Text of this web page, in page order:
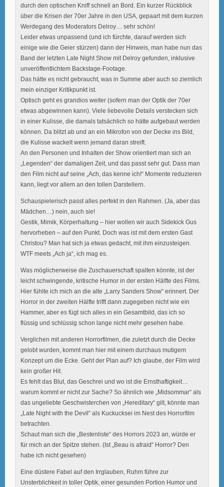
durch den optischen Kniff schnell an Bord. Ein kurzer Rückblick
über die Krisen der 70er Jahre in den USA, gepaart mit dem kurzen
Werdegang des Moderators Delroy… sehr schön!
Leider etwas unpassend (und ich fürchte, darauf werden sich
einige wie die Geier stürzen) dann der Hinweis, man habe nun das
Band der letzten Late Night Show mit Delroy gefunden, inklusive
unveröffentlichtem Backstage-Footage.
Das hätte es nicht gebraucht, was in Summe aber auch so ziemlich
mein einziger Kritikpunkt ist.
Optisch geht es grandios weiter (sofern man der Optik der 70er
etwas abgewinnen kann). Viele liebevolle Details verstecken sich
in einer Kulisse, die damals tatsächlich so hätte aufgebaut werden
können. Da blitzt ab und an ein Mikrofon von der Decke ins Bild,
die Kulisse wackelt wenn jemand daran streift.
An den Personen und Inhalten der Show orientiert man sich an
„Legenden“ der damaligen Zeit, und das passt sehr gut. Dass man
den Film nicht auf seine „Ach, das kenne ich!“ Momente reduzieren
kann, liegt vor allem an den tollen Darstellern.
Schauspielerisch passt alles perfekt in den Rahmen. (Ja, aber das
Mädchen…) nein, auch sie!
Gestik, Mimik, Körperhaltung – hier wollen wir auch Sidekick Gus
hervorheben – auf den Punkt. Doch was ist mit dem ersten Gast
Christou? Man hat sich ja etwas gedacht, mit ihm einzusteigen.
WTF meets „Ach ja“, ich mag es.
Was möglicherweise die Zuschauerschaft spalten könnte, ist der
leicht schwingende, kritische Humor in der ersten Hälfte des Films.
Hier fühlte ich mich an die alte „Larry Sanders Show“ erinnert. Der
Horror in der zweiten Hälfte trifft dann zugegeben nicht wie ein
Hammer, aber es fügt sich alles in ein Gesamtbild, das ich so
flüssig und schlüssig schon lange nicht mehr gesehen habe.
Verglichen mit anderen Horrorfilmen, die zuletzt durch die Decke
gelobt wurden, kommt man hier mit einem durchaus mutigem
Konzept um die Ecke. Geht der Plan auf? Ich glaube, der Film wird
kein großer Hit.
Es fehlt das Blut, das Geschrei und wo ist die Ernsthaftigkeit…
warum kommt er nicht zur Sache? So ähnlich wie „Midsommar“ als
das ungeliebte Geschwisterchen von „Hereditary“ gilt, könnte man
„Late Night with the Devil“ als Kuckucksei im Nest des Horrorfilm
betrachten.
Schaut man sich die „Bestenliste“ des Horrors 2023 an, würde er
für mich an der Spitze stehen. (Ist „Beau is afraid“ Horror? Den
habe ich nicht gesehen)
Eine düstere Fabel auf den Irrglauben, Ruhm führe zur
Unsterblichkeit in toller Optik, einer gesunden Portion Humor und